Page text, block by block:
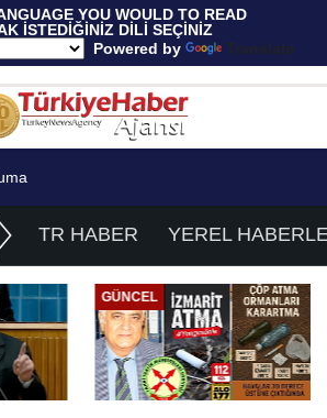
YOU WOULD TO READ
İSTEDİĞİNİZ DİLİ SEÇİNİZ
Powered by
Translate
TR HABER YEREL
GÜNCEL